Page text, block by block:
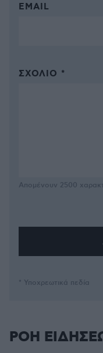
EMAIL
ΣΧΌΛΙΟ *
Απομένουν 2500
* Υποχρεωτικά πεδία
ΡΟΗ